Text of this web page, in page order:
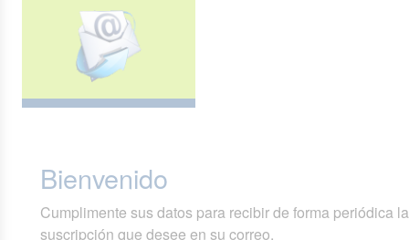
Bienvenido
Cumplimente sus datos para recibir de forma periódica
suscripción que desee en su correo.